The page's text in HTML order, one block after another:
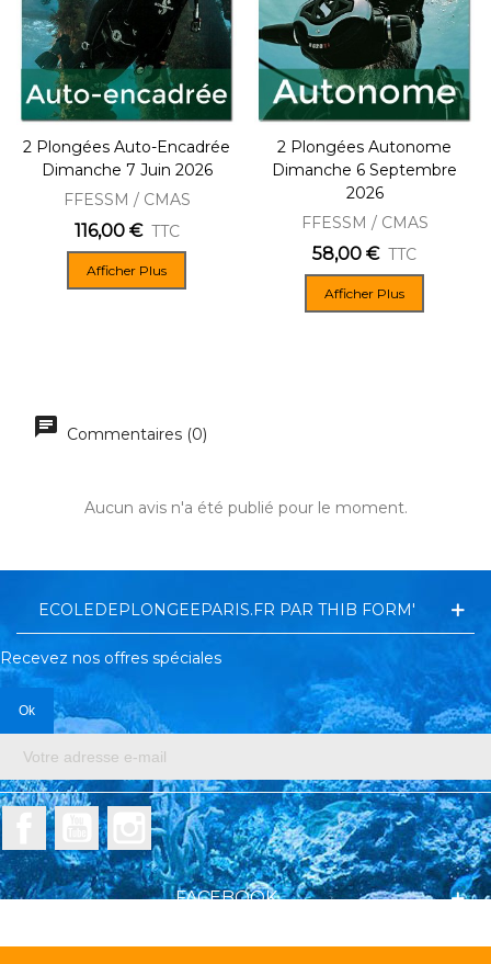
2 Plongées Auto-Encadrée
Dimanche 7 Juin 2026
FFESSM / CMAS
116,00 € TTC
Afficher Plus
2 Plongées Autonome
Dimanche 6 Septembre
2026
FFESSM / CMAS
58,00 € TTC
Afficher Plus
Commentaires (0)
Aucun avis n'a été publié pour le moment.
ECOLEDEPLONGEEPARIS.FR PAR THIB FORM'
Recevez nos offres spéciales
FacebookYouTubeInstagram
FACEBOOK